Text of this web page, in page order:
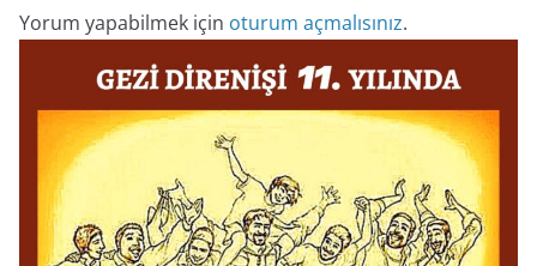
Yorum yapabilmek için oturum açmalısınız.